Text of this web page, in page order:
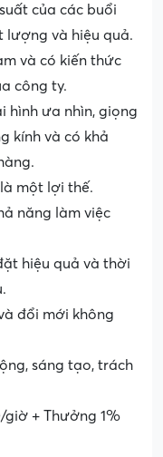
của các buổi
lượng và hiệu quả.
và có kiến thức
công ty.
hình ưa nhìn, giọng
kính và có khả
một lợi thế.
năng làm việc
hiệu quả và thời
đổi mới không
sáng tạo, trách
+ Thưởng 1%